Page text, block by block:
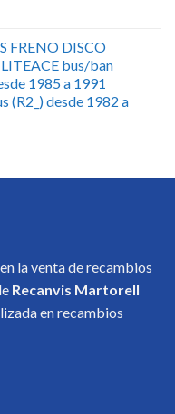
FRENO DISCO
bus/ban
1985 a 1991
(R2_) desde 1982 a
la venta de recambios
Recanvis Martorell
en recambios